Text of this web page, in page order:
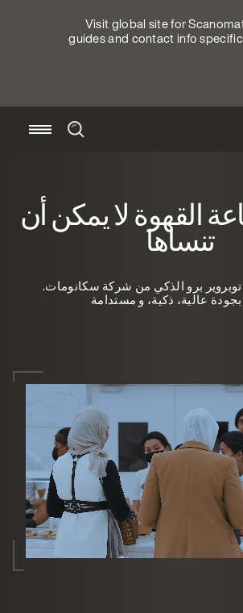
Visit global site for
guides and contact info
القهوة لا يمكن أن
تنساها
برو الذكي من شركة سكانومات.
عالية، ذكية، و مستدامة